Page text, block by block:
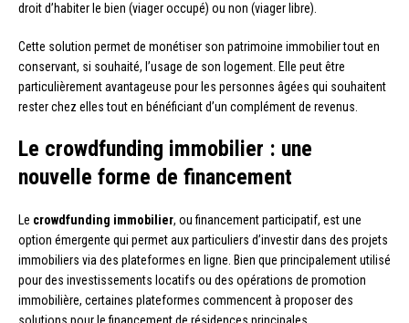
droit d’habiter le bien (viager occupé) ou non (viager libre).
Cette solution permet de monétiser son patrimoine immobilier tout en
conservant, si souhaité, l’usage de son logement. Elle peut être
particulièrement avantageuse pour les personnes âgées qui souhaitent
rester chez elles tout en bénéficiant d’un complément de revenus.
Le crowdfunding immobilier : une
nouvelle forme de financement
Le crowdfunding immobilier, ou financement participatif, est une
option émergente qui permet aux particuliers d’investir dans des projets
immobiliers via des plateformes en ligne. Bien que principalement utilisé
pour des investissements locatifs ou des opérations de promotion
immobilière, certaines plateformes commencent à proposer des